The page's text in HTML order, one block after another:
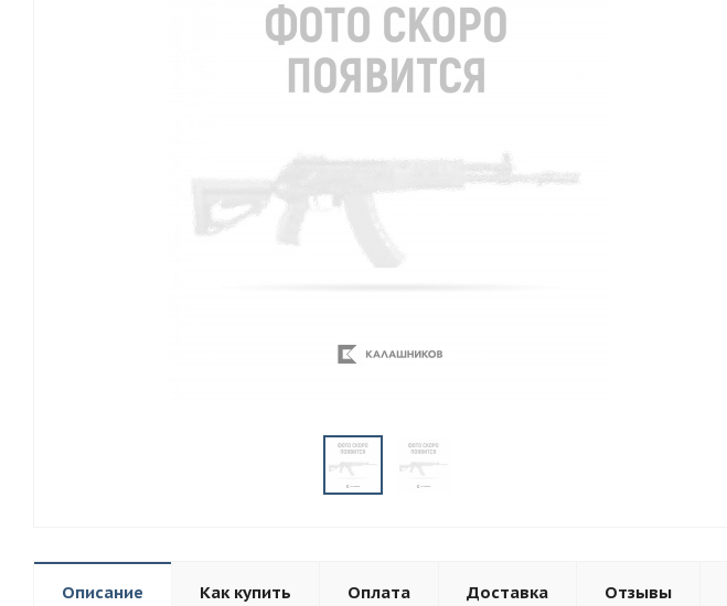
Описание Как купить Оплата Доставка Отзывы